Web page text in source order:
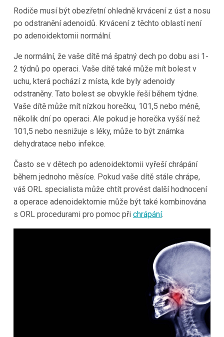
Rodiče musí být obezřetní ohledně krvácení z úst a nosu
po odstranění adenoidů. Krvácení z těchto oblastí není
po adenoidektomii normální.
Je normální, že vaše dítě má špatný dech po dobu asi 1-
2 týdnů po operaci. Vaše dítě také může mít bolest v
uchu, která pochází z místa, kde byly adenoidy
odstraněny. Tato bolest se obvykle řeší během týdne.
Vaše dítě může mít nízkou horečku, 101,5 nebo méně,
několik dní po operaci. Ale pokud je horečka vyšší než
101,5 nebo nesnižuje s léky, může to být známka
dehydratace nebo infekce.
Často se v dětech po adenoidektomii vyřeší chrápání
během jednoho měsíce. Pokud vaše dítě stále chrápe,
váš ORL specialista může chtít provést další hodnocení
a operace adenoidektomie může být také kombinována
s ORL procedurami pro pomoc při chrápání.